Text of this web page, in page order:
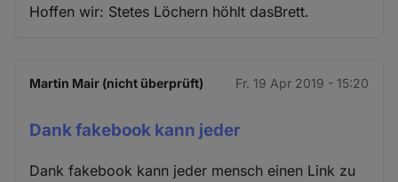
Hoffen wir: Stetes Löchern höhlt dasBrett.
Martin Mair (nicht überprüft) Fr. 19 Apr 2019 - 15:20
Dank fakebook kann jeder
Dank fakebook kann jeder mensch einen Link zu